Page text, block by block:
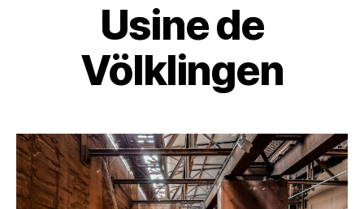
Usine de
Völklingen